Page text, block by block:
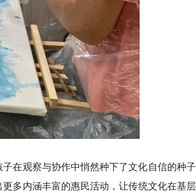
在观察与协作中悄然种下了文化自信的种
多内涵丰富的惠民活动，让传统文化在基